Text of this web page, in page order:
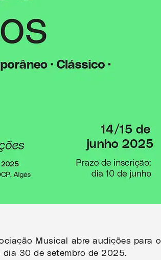
Musical abre audições para o
30 de setembro de 2025.